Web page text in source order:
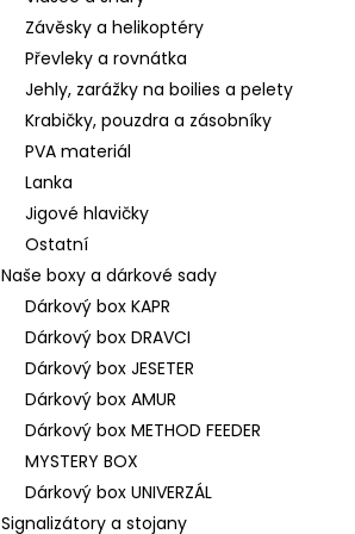
Závěsky a helikoptéry
Převleky a rovnátka
Jehly, zarážky na boilies a pelety
Krabičky, pouzdra a zásobníky
PVA materiál
Lanka
Jigové hlavičky
Ostatní
Naše boxy a dárkové sady
Dárkový box KAPR
Dárkový box DRAVCI
Dárkový box JESETER
Dárkový box AMUR
Dárkový box METHOD FEEDER
MYSTERY BOX
Dárkový box UNIVERZÁL
Signalizátory a stojany